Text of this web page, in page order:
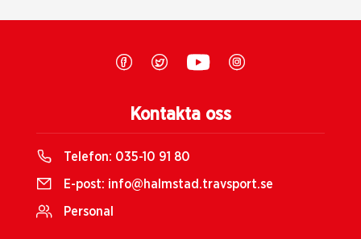
Kontakta oss
Telefon: 035-10 91 80
E-post: info@halmstad.travsport.se
Personal